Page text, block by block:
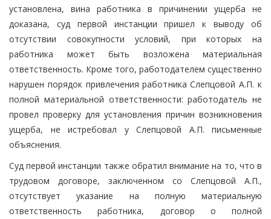
установлена, вина работника в причинении ущерба не
доказана, суд первой инстанции пришел к выводу об
отсутствии совокупности условий, при которых на
работника может быть возложена материальная
ответственность. Кроме того, работодателем существенно
нарушен порядок привлечения работника Слепцовой А.П. к
полной материальной ответственности: работодатель не
провел проверку для установления причин возникновения
ущерба, не истребовал у Слепцовой А.П. письменные
объяснения.
Суд первой инстанции также обратил внимание на то, что в
трудовом договоре, заключенном со Слепцовой А.П.,
отсутствует указание на полную материальную
ответственность работника, договор о полной